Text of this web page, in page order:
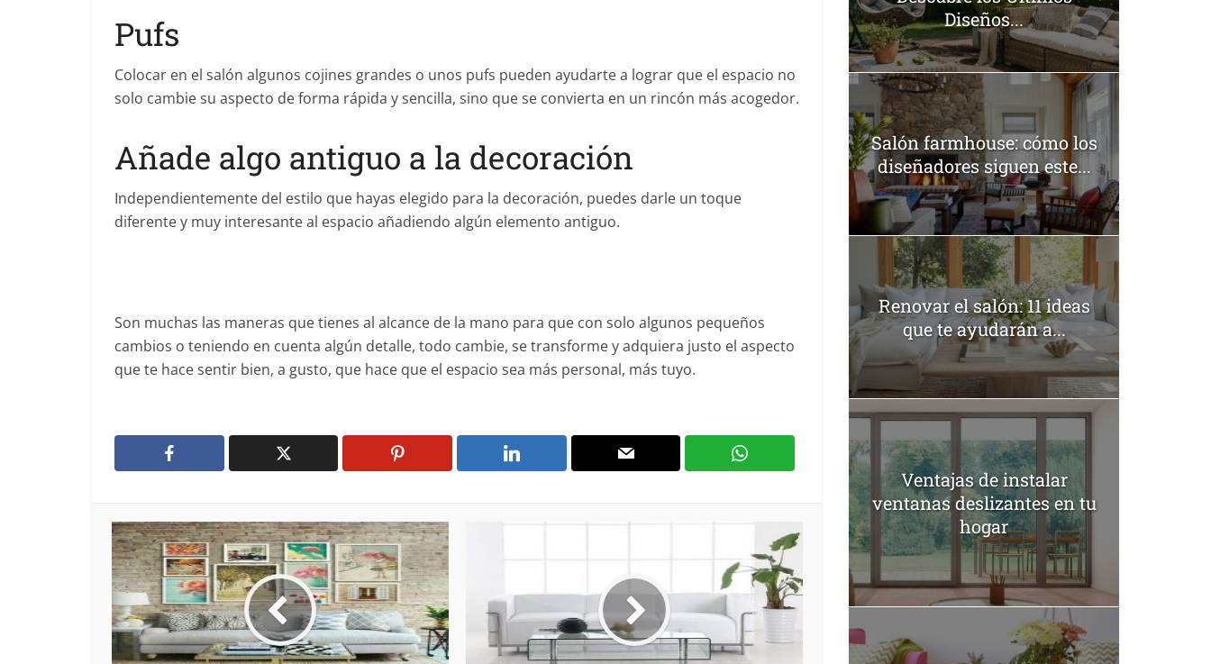
Pufs
Colocar en el salón algunos cojines grandes o unos pufs pueden ayudarte a lograr que el espacio no
solo cambie su aspecto de forma rápida y sencilla, sino que se convierta en un rincón más acogedor.
Añade algo antiguo a la decoración
Independientemente del estilo que hayas elegido para la decoración, puedes darle un toque
diferente y muy interesante al espacio añadiendo algún elemento antiguo.
Son muchas las maneras que tienes al alcance de la mano para que con solo algunos pequeños
cambios o teniendo en cuenta algún detalle, todo cambie, se transforme y adquiera justo el aspecto
que te hace sentir bien, a gusto, que hace que el espacio sea más personal, más tuyo.
Diseños...
Salón farmhouse: cómo los
diseñadores siguen este...
Renovar el salón: 11 ideas
que te ayudarán a...
Ventajas de instalar
ventanas deslizantes en tu
hogar